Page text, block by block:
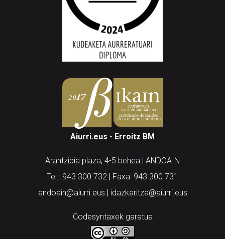
Aiurri.eus - Erroitz BM
Arantzibia plaza, 4-5 behea | ANDOAIN
Tel.: 943 300 732 | Faxa: 943 300 731
andoain@aiurri.eus | idazkaritza@aiurri.eus
Codesyntaxek garatua